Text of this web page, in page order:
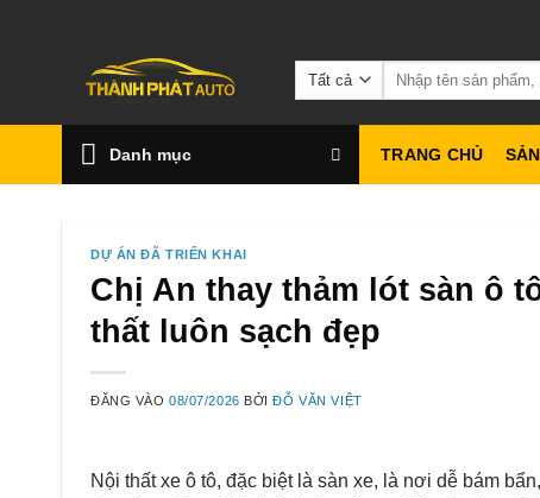
Tìm
kiếm:
Danh mục TRANG CHỦ
DỰ ÁN ĐÃ TRIỂN KHAI
Chị An thay thảm lót sàn ô
thất luôn sạch đẹp
ĐĂNG VÀO08/07/2026 BỞIĐỖ VĂN VIỆT
Nội thất xe ô tô, đặc biệt là sàn xe, là nơi dễ bám